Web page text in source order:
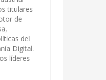
titulares
de
del
Digital.
líderes